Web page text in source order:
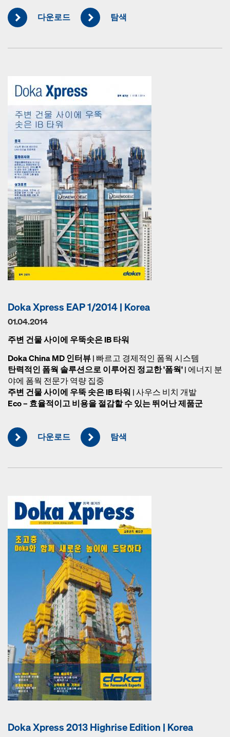
다운로드 탐색
Doka Xpress EAP 1/2014 | Korea
01.04.2014
주변 건물 사이에 우뚝솟은 IB 타워
Doka China MD 인터뷰| 빠르고 경제적인 폼웍 시스템
탄력적인 폼웍 솔루션으로 이루어진 정교한 '폼웍'| 에너지 분
야에 폼웍 전문가 역량 집중
주변 건물 사이에 우뚝 솟은 IB 타워 | 사우스 비치 개발
Eco – 효율적이고 비용을 절감할 수 있는 뛰어난 제품군
다운로드 탐색
Doka Xpress 2013 Highrise Edition | Korea